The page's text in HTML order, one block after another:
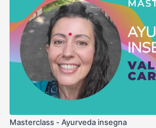
Masterclass - Ayurveda insegna